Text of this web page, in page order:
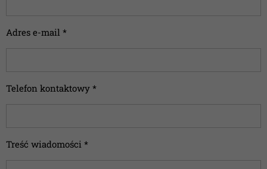
Adres e-mail *
Telefon kontaktowy *
Treść wiadomości *